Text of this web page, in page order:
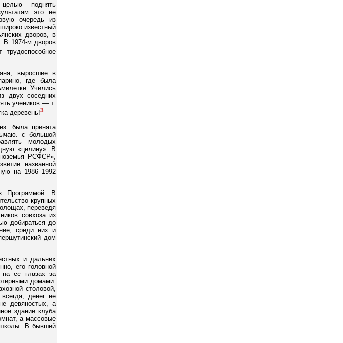
поднять
это не
очередь из
известный
дворов, в
В 1974-м дворов
выросшие в
где была
Учились
двух соседних
учеников — т.
деревень!3
была принята
с большой
молодых
«целину». В
РСФСР»,
названной
на 1986–1992
Программой. В
крупных
переведя
совхоза из
добираться до
среди них и
дом
и дальних
его головной
на ее глазах за
домами.
столовой,
денег не
девяностых, а
здание клуба
а массовые
школы. В бывшей